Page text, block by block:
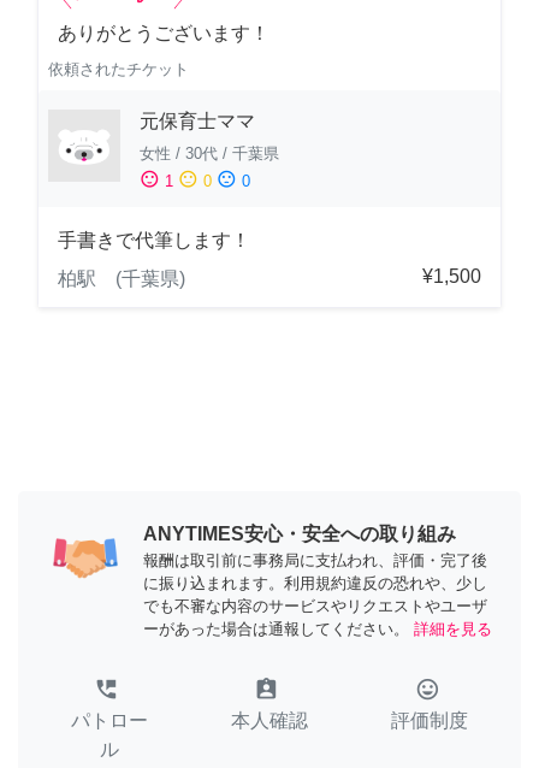
ありがとうございます！
依頼されたチケット
元保育士ママ
女性 / 30代 / 千葉県
sentiment_satisfied 1 sentiment_neutral 0 sentiment_dissatisfied 0
手書きで代筆します！
柏駅 (千葉県)
¥1,500
ANYTIMES安心・安全への取り組み
報酬は取引前に事務局に支払われ、評価・完了後
に振り込まれます。利用規約違反の恐れや、少し
でも不審な内容のサービスやリクエストやユーザ
ーがあった場合は通報してください。
詳細を見る
perm_phone_msg
パトロー
ル
assignment_ind
本人確認
tag_faces
評価制度